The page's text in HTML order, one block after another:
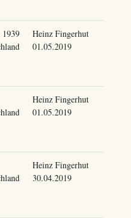
1939
Heinz Fingerhut
01.05.2019
Heinz Fingerhut
01.05.2019
Heinz Fingerhut
30.04.2019